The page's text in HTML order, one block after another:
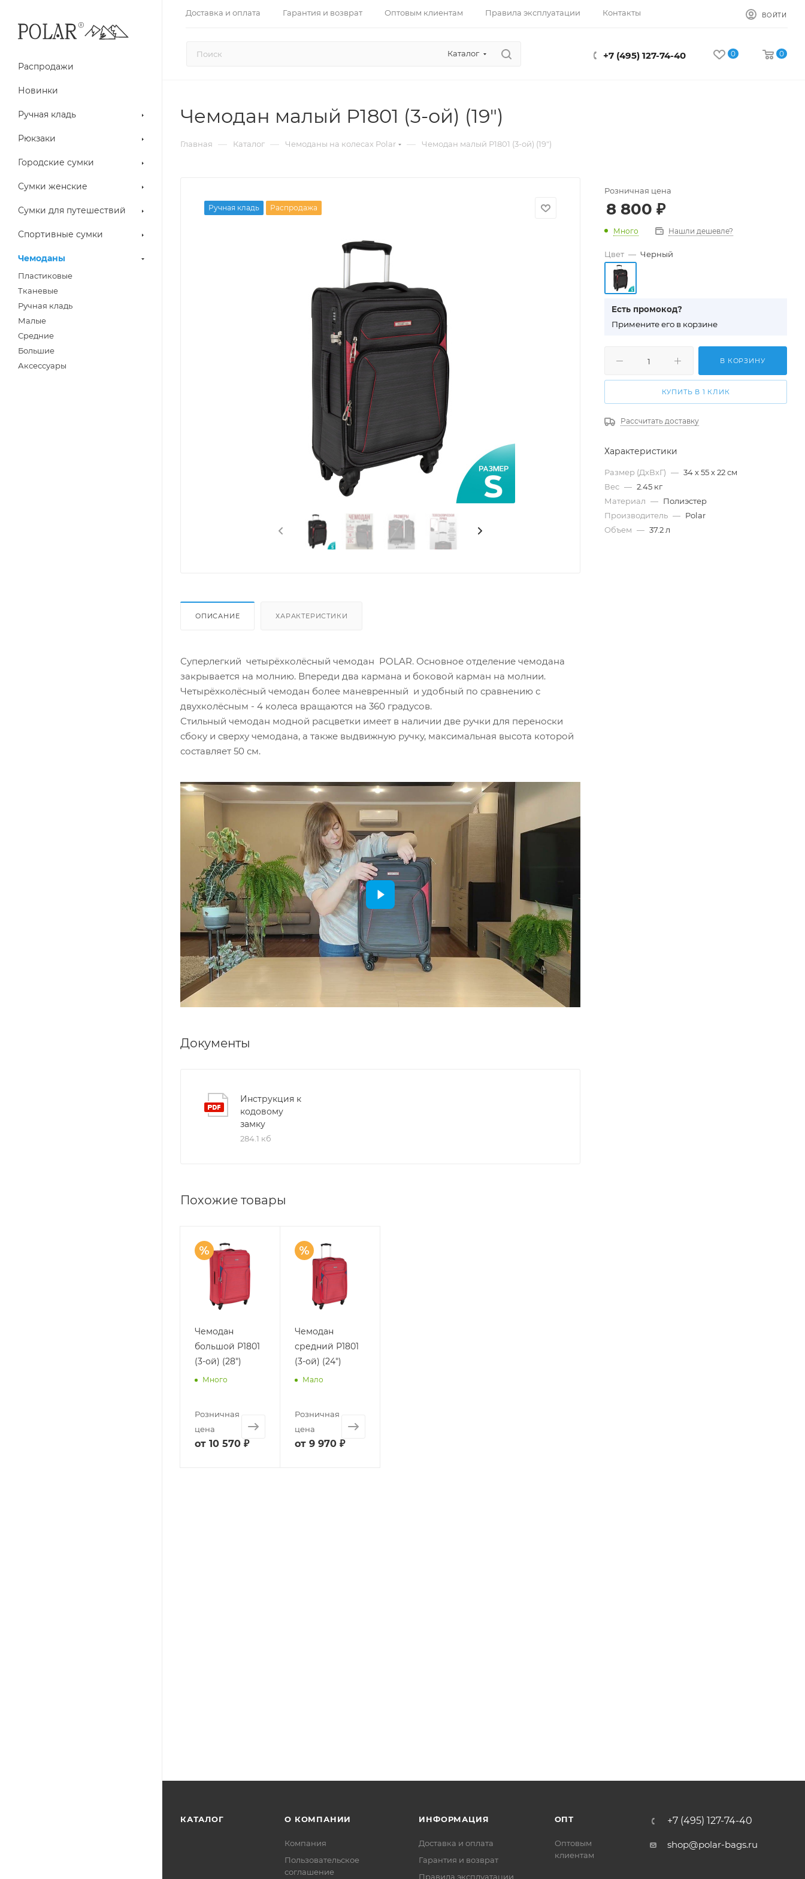
Доставка и оплата Гарантия и возврат Оптовым клиентам Правила эксплуатации Контакты ВОЙТИ
Каталог +7 (495) 127-74-40 0 0
Распродажи
Новинки
Ручная кладь
Рюкзаки
Городские сумки
Сумки женские
Сумки для путешествий
Спортивные сумки
Чемоданы
Пластиковые
Тканевые
Ручная кладь
Малые
Средние
Большие
Аксессуары
Чемодан малый Р1801 (3-ой) (19")
Главная — Каталог — Чемоданы на колесах Polar — Чемодан малый Р1801 (3-ой) (19")
Ручная кладь Распродажа
ОПИСАНИЕ ХАРАКТЕРИСТИКИ
Суперлегкий четырёхколёсный чемодан POLAR. Основное отделение чемодана
закрывается на молнию. Впереди два кармана и боковой карман на молнии.
Четырёхколёсный чемодан более маневренный и удобный по сравнению с
двухколёсным - 4 колеса вращаются на 360 градусов.
Стильный чемодан модной расцветки имеет в наличии две ручки для переноски
сбоку и сверху чемодана, а также выдвижную ручку, максимальная высота которой
составляет 50 см.
Документы
Инструкция к
кодовому
замку
284.1 кб
Похожие товары
Чемодан
большой Р1801
(3-ой) (28")
Много
Розничная
цена
от 10 570 ₽
Чемодан
средний Р1801
(3-ой) (24")
Мало
Розничная
цена
от 9 970 ₽
Розничная цена
8 800 ₽
Много Нашли дешевле?
Цвет — Черный
Есть промокод?
Примените его в корзине
В КОРЗИНУ
КУПИТЬ В 1 КЛИК
Рассчитать доставку
Характеристики
Размер (ДхВхГ) — 34 х 55 х 22 см
Вес — 2.45 кг
Материал — Полиэстер
Производитель — Polar
Объем — 37.2 л
КАТАЛОГ О КОМПАНИИ
Компания
Пользовательское
соглашение
ИНФОРМАЦИЯ
Доставка и оплата
Гарантия и возврат
Правила эксплуатации
ОПТ
Оптовым
клиентам
+7 (495) 127-74-40
shop@polar-bags.ru